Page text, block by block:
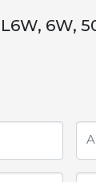
6W,